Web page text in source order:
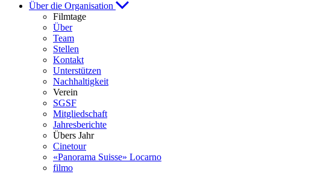
Über die Organisation
Filmtage
Über
Team
Stellen
Kontakt
Unterstützen
Nachhaltigkeit
Verein
SGSF
Mitgliedschaft
Jahresberichte
Übers Jahr
Cinetour
«Panorama Suisse» Locarno
filmo